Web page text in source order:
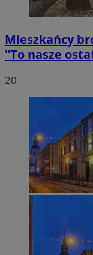
Mieszkańcy
"To nasze
20